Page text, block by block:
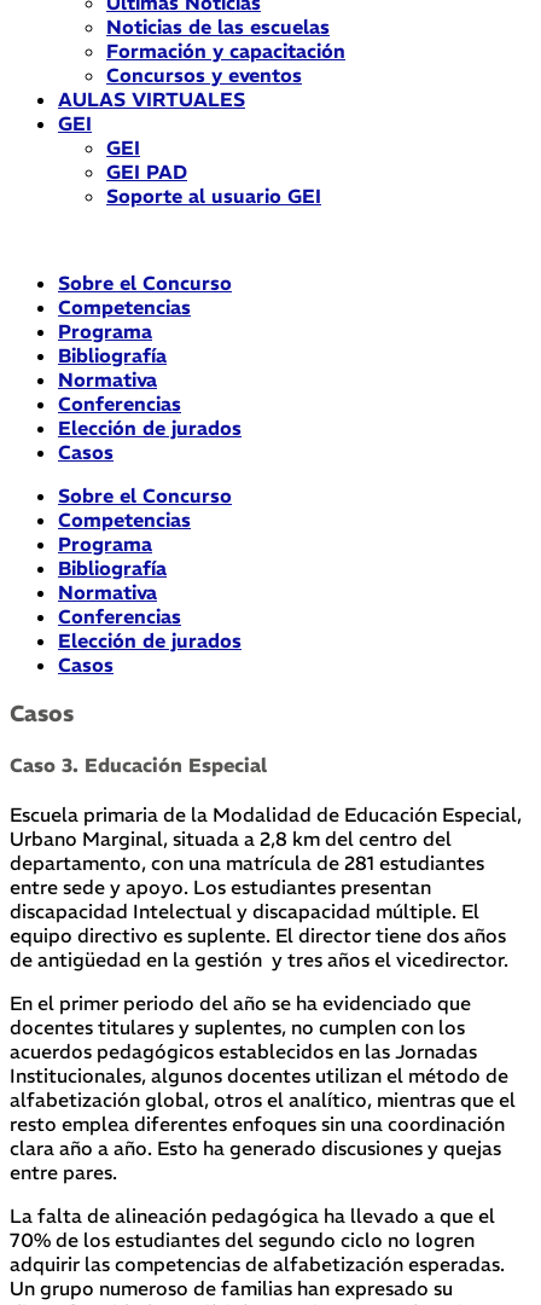
Noticias de las escuelas
Formación y capacitación
Concursos y eventos
AULAS VIRTUALES
GEI
GEI
GEI PAD
Soporte al usuario GEI
Sobre el Concurso
Competencias
Programa
Bibliografía
Normativa
Conferencias
Elección de jurados
Casos
Sobre el Concurso
Competencias
Programa
Bibliografía
Normativa
Conferencias
Elección de jurados
Casos
Casos
Caso 3. Educación Especial
Escuela primaria de la Modalidad de Educación Especial,
Urbano Marginal, situada a 2,8 km del centro del
departamento, con una matrícula de 281 estudiantes
entre sede y apoyo. Los estudiantes presentan
discapacidad Intelectual y discapacidad múltiple. El
equipo directivo es suplente. El director tiene dos años
de antigüedad en la gestión y tres años el vicedirector.
En el primer periodo del año se ha evidenciado que
docentes titulares y suplentes, no cumplen con los
acuerdos pedagógicos establecidos en las Jornadas
Institucionales, algunos docentes utilizan el método de
alfabetización global, otros el analítico, mientras que el
resto emplea diferentes enfoques sin una coordinación
clara año a año. Esto ha generado discusiones y quejas
entre pares.
La falta de alineación pedagógica ha llevado a que el
70% de los estudiantes del segundo ciclo no logren
adquirir las competencias de alfabetización esperadas.
Un grupo numeroso de familias han expresado su